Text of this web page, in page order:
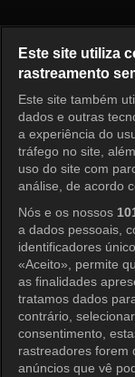
Este site utiliza
rastreamento
Este site também
dados e outras
a experiência do
tráfego no site,
uso do site com
análise, de acordo
Nós e os nossos
a dados pessoais,
identificadores
«Aceito», permite
as finalidades
tratamos dados
contrário,
consentimento,
rastreadores forem
anúncios que vê